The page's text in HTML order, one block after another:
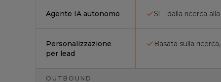
Agente IA autonomo Sì – dalla ricerca
Personalizzazione
per lead
Basata sulla
OUTBOUND